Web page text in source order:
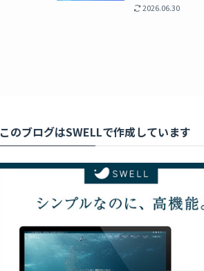
2026.06.30
このブログはSWELLで作成しています